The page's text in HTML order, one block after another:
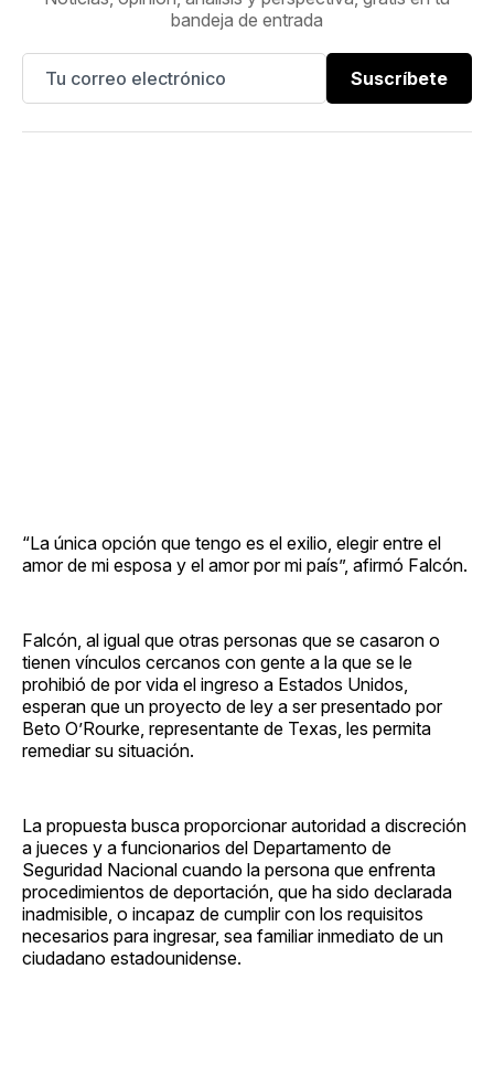
bandeja de entrada
Suscríbete
“La única opción que tengo es el exilio, elegir entre el
amor de mi esposa y el amor por mi país”, afirmó Falcón.
Falcón, al igual que otras personas que se casaron o
tienen vínculos cercanos con gente a la que se le
prohibió de por vida el ingreso a Estados Unidos,
esperan que un proyecto de ley a ser presentado por
Beto O’Rourke, representante de Texas, les permita
remediar su situación.
La propuesta busca proporcionar autoridad a discreción
a jueces y a funcionarios del Departamento de
Seguridad Nacional cuando la persona que enfrenta
procedimientos de deportación, que ha sido declarada
inadmisible, o incapaz de cumplir con los requisitos
necesarios para ingresar, sea familiar inmediato de un
ciudadano estadounidense.